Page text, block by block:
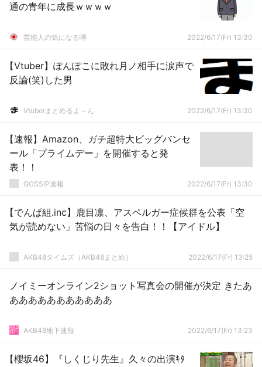
通の青年に成長ｗｗｗｗ
芸能人の気になる噂 2022/6/17(Fr) 13:30
【Vtuber】ぽんぽこに敗れ月ノ相手に涙声で
反論(笑)した男
Vtuberまとめるよ～ん 2022/6/17(Fr) 13:30
【速報】Amazon、ガチ超特大ビッグバンセ
ール「プライムデー」を開催すると発
表！！
GOSSIP速報 2022/6/17(Fr) 13:30
【でんぱ組.inc】鹿目凛、アスペルガー症候群を公表「空
気が読めない」苦悩の日々を告白！！【アイドル】
AKB48タイムズ（AKB48まとめ） 2022/6/17(Fr) 13:25
ノイミーオンライン2ショット写真会の開催が決定 きたあ
あああああああああああ
AKB48地下速報 2022/6/17(Fr) 13:23
【櫻坂46】『しくじり先生』久々の出演ｷﾀ